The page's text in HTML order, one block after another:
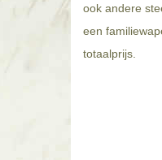
ook andere
een
totaalprijs.